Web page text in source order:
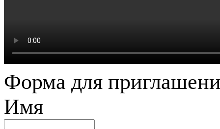
Форма для
Имя